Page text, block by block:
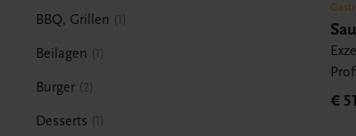
BBQ, Grillen 1
Beilagen 1
Burger 2
Desserts 1
€